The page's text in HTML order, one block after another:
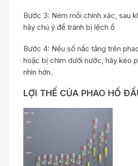
Bước 3: Ném mồi chính xác, sau
hãy chú ý để tránh bị lệch ổ
Bước 4: Nếu số nấc tăng trên
hoặc bị chìm dưới nước, hãy kéo
nhìn hơn.
LỢI THẾ CỦA PHAO HỐ